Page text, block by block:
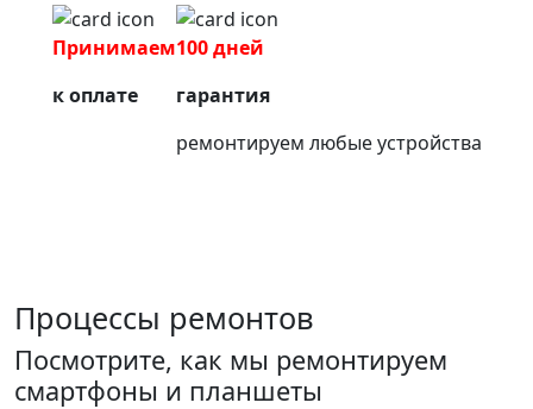
Принимаем
к оплате
100 дней
гарантия
ремонтируем любые устройства
Процессы ремонтов
Посмотрите, как мы ремонтируем
смартфоны и планшеты